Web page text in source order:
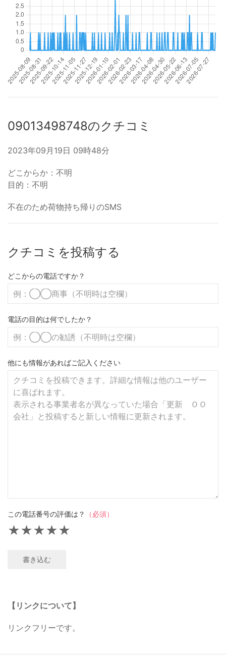
09013498748のクチコミ
2023年09月19日 09時48分
どこからか：不明
目的：不明
不在のため荷物持ち帰りのSMS
クチコミを投稿する
どこからの電話ですか？
電話の目的は何でしたか？
他にも情報があればご記入ください
この電話番号の評価は？ （必須）
★
★
★
★
★
書き込む
【リンクについて】
リンクフリーです。